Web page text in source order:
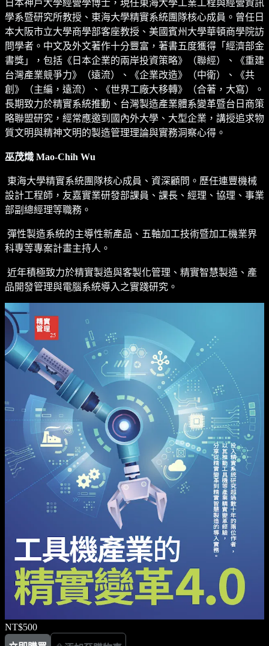
日本神戶大學經營學博士，現任東海大學工業工程與經營資訊
學系暨研究所教授、東海大學精實系統團隊核心成員。曾任日
本大阪市立大學商學部客座教授、美國賓州大學華頓商學院訪
問學者。中文及外文著作十分豐富，著書五度獲得「經濟部金
書獎」，包括《日本企業的兩岸投資策略》（聯經）、《重建
台灣產業競爭力》（遠流）、《企業改造》（中衛）、《共
創》（主編，遠流）、《世界工廠大移轉》（合著，大寫）。
長期致力於精實系統推動、台灣製造產業體系變革暨台日商策
略聯盟研究，經常應邀到國內外大學、大型企業，講授追求物
質文明與精神文明的製造管理理論與實務洞察心得。
巫茂熾 Mao-Chih Wu
東海大學精實系統團隊核心成員、資深顧問。歷任連豐機械
設計工程師，友嘉實業研發部課員、課長、經理、協理、事業
部副總經理等職務。
彈性製造系統的主導性新產品、五軸加工技術暨加工機業界
科專等專案計畫主持人。
近年積極致力於精實製造與客製化管理、精實智慧製造、產
品開發管理與電腦系統導入之實踐研究。
NT$500